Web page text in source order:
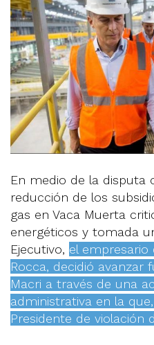
En medio de la disputa
reducción de los
gas en Vaca Muerta
energéticos y tomada
Ejecutivo, el empresario
Rocca, decidió avanzar
Macri a través de una
administrativa en la
Presidente de violación